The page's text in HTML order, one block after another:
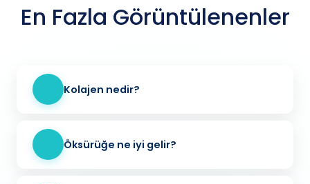
En Fazla Görüntülenenler
Kolajen nedir?
Öksürüğe ne iyi gelir?